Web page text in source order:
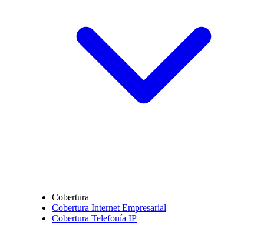
Cobertura
Cobertura Internet Empresarial
Cobertura Telefonía IP